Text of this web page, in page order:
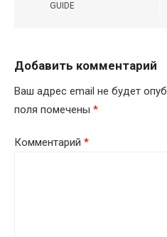
GUIDE
Добавить комментарий
Ваш адрес email не будет
поля помечены *
Комментарий *